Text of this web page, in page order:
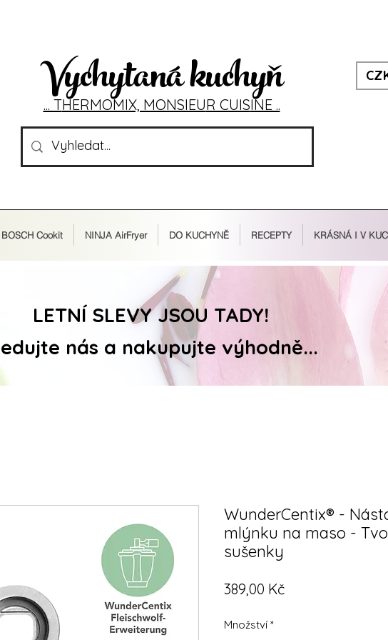
Vychytaná kuchyň
... THERMOMIX, MONSIEUR CUISINE ..
BOSCH Cookit NINJA AirFryer DO KUCHYNĚ RECEPTY KRÁSNÁ I V
LETNÍ SLEVY JSOU TADY!
nás a nakupujte výhodně...
WunderCentix® -
mlýnku na maso -
sušenky
389,00 KčCena
Množství *